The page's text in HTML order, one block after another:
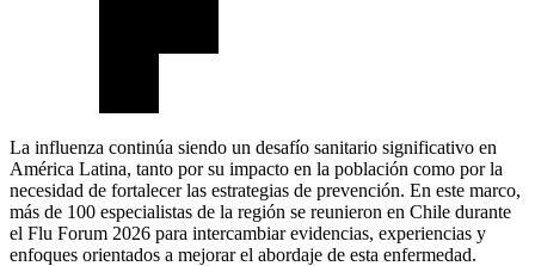
La influenza continúa siendo un desafío sanitario significativo en
América Latina, tanto por su impacto en la población como por la
necesidad de fortalecer las estrategias de prevención. En este marco,
más de 100 especialistas de la región se reunieron en Chile durante
el Flu Forum 2026 para intercambiar evidencias, experiencias y
enfoques orientados a mejorar el abordaje de esta enfermedad.